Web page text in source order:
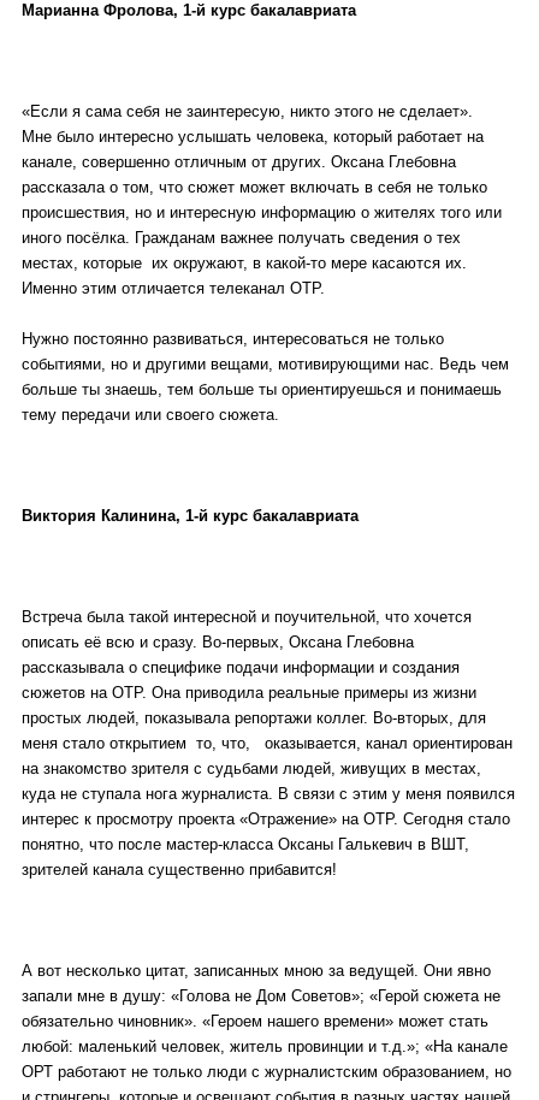
Марианна Фролова, 1-й курс бакалавриата
«Если я сама себя не заинтересую, никто этого не сделает».
Мне было интересно услышать человека, который работает на
канале, совершенно отличным от других. Оксана Глебовна
рассказала о том, что сюжет может включать в себя не только
происшествия, но и интересную информацию о жителях того или
иного посёлка. Гражданам важнее получать сведения о тех
местах, которые их окружают, в какой-то мере касаются их.
Именно этим отличается телеканал ОТР.
Нужно постоянно развиваться, интересоваться не только
событиями, но и другими вещами, мотивирующими нас. Ведь чем
больше ты знаешь, тем больше ты ориентируешься и понимаешь
тему передачи или своего сюжета.
Виктория Калинина, 1-й курс бакалавриата
Встреча была такой интересной и поучительной, что хочется
описать её всю и сразу. Во-первых, Оксана Глебовна
рассказывала о специфике подачи информации и создания
сюжетов на ОТР. Она приводила реальные примеры из жизни
простых людей, показывала репортажи коллег. Во-вторых, для
меня стало открытием то, что, оказывается, канал ориентирован
на знакомство зрителя с судьбами людей, живущих в местах,
куда не ступала нога журналиста. В связи с этим у меня появился
интерес к просмотру проекта «Отражение» на ОТР. Сегодня стало
понятно, что после мастер-класса Оксаны Галькевич в ВШТ,
зрителей канала существенно прибавится!
А вот несколько цитат, записанных мною за ведущей. Они явно
запали мне в душу: «Голова не Дом Советов»; «Герой сюжета не
обязательно чиновник». «Героем нашего времени» может стать
любой: маленький человек, житель провинции и т.д.»; «На канале
ОРТ работают не только люди с журналистским образованием, но